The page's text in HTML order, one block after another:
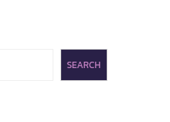
SEARCH